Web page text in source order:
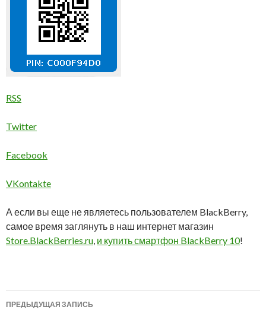
RSS
Twitter
Facebook
VKontakte
А если вы еще не являетесь пользователем BlackBerry,
самое время заглянуть в наш интернет магазин
Store.BlackBerries.ru, и купить смартфон BlackBerry 10!
Навигация
ПРЕДЫДУЩАЯ ЗАПИСЬ